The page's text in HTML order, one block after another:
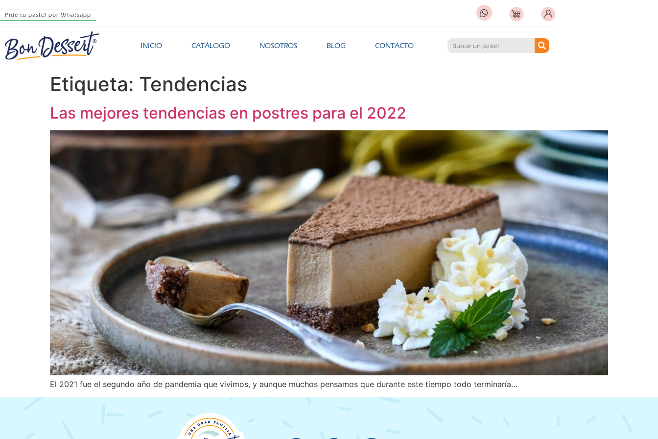
Pide tu pastel por Whatsapp
INICIO CATÁLOGO NOSOTROS BLOG CONTACTO
Etiqueta: Tendencias
Las mejores tendencias en postres para el 2022
El 2021 fue el segundo año de pandemia que vivimos, y aunque muchos pensamos que durante este tiempo todo terminaría…